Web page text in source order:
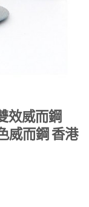
效威而鋼
威而鋼 香港